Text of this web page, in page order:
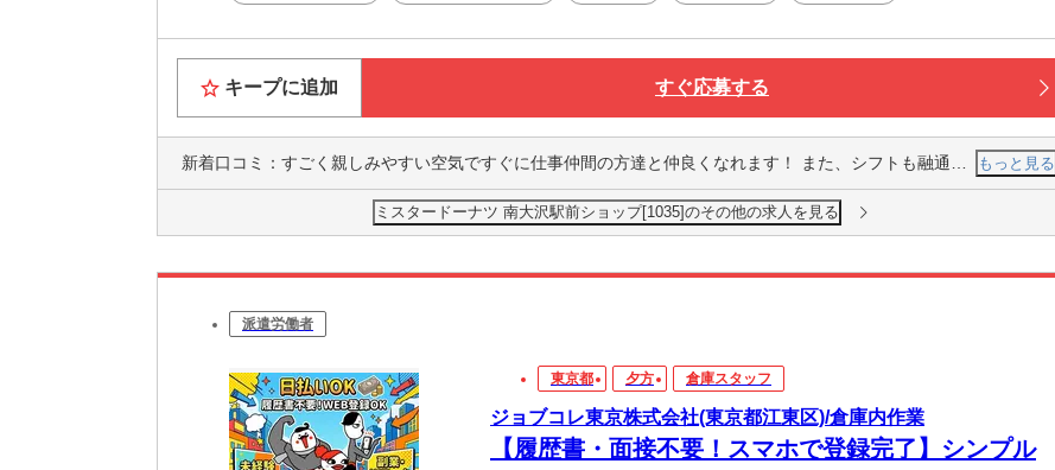
キープに追加 すぐ応募する
新着口コミ： すごく親しみやすい空気ですぐに仕事仲間の方達と仲良くなれます！ また、シフトも融通がきき、とても働きやすい環境です！！！ もっと見る
ミスタードーナツ 南大沢駅前ショップ[1035]のその他の求人を見る
派遣労働者
東京都 夕方 倉庫スタッフ
ジョブコレ東京株式会社(東京都江東区)/倉庫内作業
【履歴書・面接不要！スマホで登録完了】シンプル